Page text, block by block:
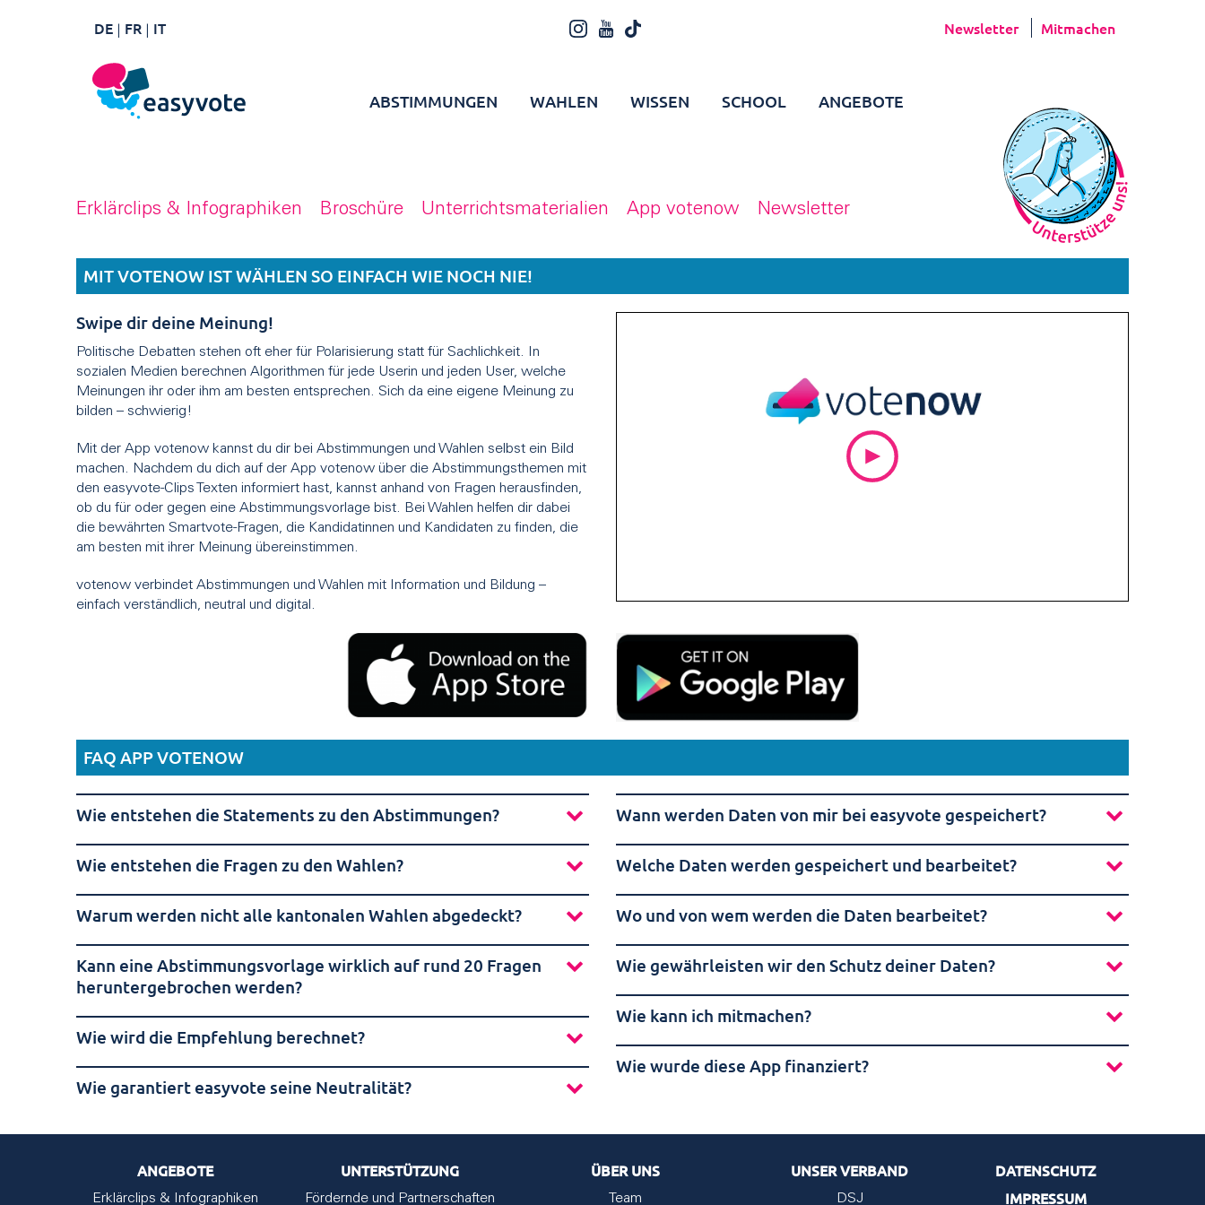
DE FR IT Newsletter Mitmachen
ABSTIMMUNGEN WAHLEN WISSEN SCHOOL ANGEBOTE
Erklärclips & Infographiken Broschüre Unterrichtsmaterialien App votenow Newsletter
MIT VOTENOW IST WÄHLEN SO EINFACH WIE NOCH NIE!
Swipe dir deine Meinung!
Politische Debatten stehen oft eher für Polarisierung statt für Sachlichkeit. In
sozialen Medien berechnen Algorithmen für jede Userin und jeden User, welche
Meinungen ihr oder ihm am besten entsprechen. Sich da eine eigene Meinung zu
bilden – schwierig!
Mit der App votenow kannst du dir bei Abstimmungen und Wahlen selbst ein Bild
machen. Nachdem du dich auf der App votenow über die Abstimmungsthemen mit
den easyvote-Clips Texten informiert hast, kannst anhand von Fragen herausfinden,
ob du für oder gegen eine Abstimmungsvorlage bist. Bei Wahlen helfen dir dabei
die bewährten Smartvote-Fragen, die Kandidatinnen und Kandidaten zu finden, die
am besten mit ihrer Meinung übereinstimmen.
votenow verbindet Abstimmungen und Wahlen mit Information und Bildung –
einfach verständlich, neutral und digital.
FAQ APP VOTENOW
Wie entstehen die Statements zu den Abstimmungen?
Wie entstehen die Fragen zu den Wahlen?
Warum werden nicht alle kantonalen Wahlen abgedeckt?
Kann eine Abstimmungsvorlage wirklich auf rund 20 Fragen
heruntergebrochen werden?
Wie wird die Empfehlung berechnet?
Wie garantiert easyvote seine Neutralität?
Wann werden Daten von mir bei easyvote gespeichert?
Welche Daten werden gespeichert und bearbeitet?
Wo und von wem werden die Daten bearbeitet?
Wie gewährleisten wir den Schutz deiner Daten?
Wie kann ich mitmachen?
Wie wurde diese App finanziert?
ANGEBOTE
Erklärclips & Infographiken
UNTERSTÜTZUNG
Fördernde und Partnerschaften
ÜBER UNS
Team
UNSER VERBAND
DSJ
DATENSCHUTZ
IMPRESSUM